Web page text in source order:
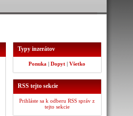
Typy inzerátov
Ponuka | Dopyt | Všetko
RSS tejto sekcie
Prihláste sa k odberu RSS správ z
tejto sekcie